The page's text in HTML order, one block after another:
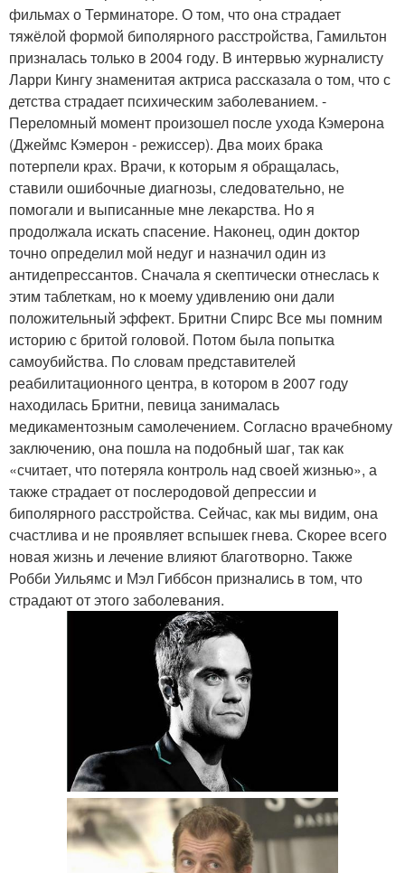
фильмах о Терминаторе. О том, что она страдает
тяжёлой формой биполярного расстройства, Гамильтон
призналась только в 2004 году. В интервью журналисту
Ларри Кингу знаменитая актриса рассказала о том, что с
детства страдает психическим заболеванием. -
Переломный момент произошел после ухода Кэмерона
(Джеймс Кэмерон - режиссер). Два моих брака
потерпели крах. Врачи, к которым я обращалась,
ставили ошибочные диагнозы, следовательно, не
помогали и выписанные мне лекарства. Но я
продолжала искать спасение. Наконец, один доктор
точно определил мой недуг и назначил один из
антидепрессантов. Сначала я скептически отнеслась к
этим таблеткам, но к моему удивлению они дали
положительный эффект. Бритни Спирс Все мы помним
историю с бритой головой. Потом была попытка
самоубийства. По словам представителей
реабилитационного центра, в котором в 2007 году
находилась Бритни, певица занималась
медикаментозным самолечением. Согласно врачебному
заключению, она пошла на подобный шаг, так как
«считает, что потеряла контроль над своей жизнью», а
также страдает от послеродовой депрессии и
биполярного расстройства. Сейчас, как мы видим, она
счастлива и не проявляет вспышек гнева. Скорее всего
новая жизнь и лечение влияют благотворно. Также
Робби Уильямс и Мэл Гиббсон признались в том, что
страдают от этого заболевания.